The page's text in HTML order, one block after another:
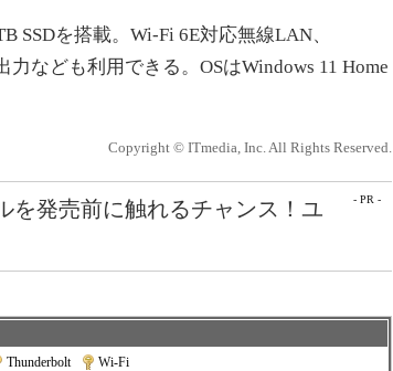
SSDを搭載。Wi-Fi 6E対応無線LAN、
なども利用できる。OSはWindows 11 Home
Copyright © ITmedia, Inc. All Rights Reserved.
- PR -
を発売前に触れるチャンス！ユ
Thunderbolt| Wi-Fi